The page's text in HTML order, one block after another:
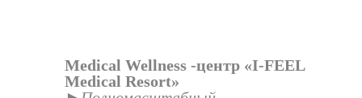
Medical Wellness -центр «I-FEEL
Medical Resort»